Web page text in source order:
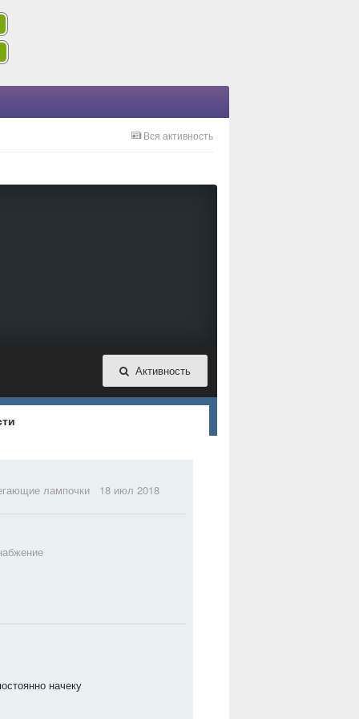
Вся активность
Активность
лампочки 18 июл 2018
начеку